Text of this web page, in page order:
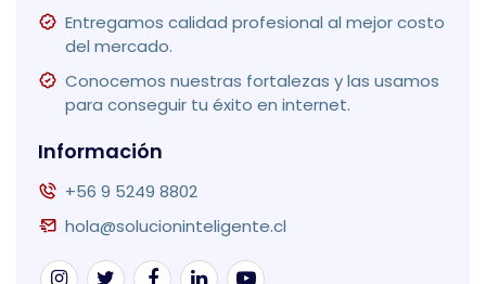
Entregamos calidad profesional al mejor costo
del mercado.
Conocemos nuestras fortalezas y las usamos
para conseguir tu éxito en internet.
Información
+56 9 5249 8802
hola@solucioninteligente.cl